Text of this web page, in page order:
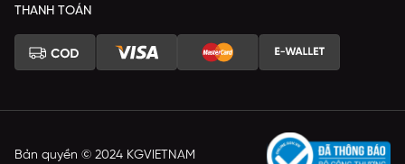
THANH TOÁN
Bản quyền © 2024 KGVIETNAM